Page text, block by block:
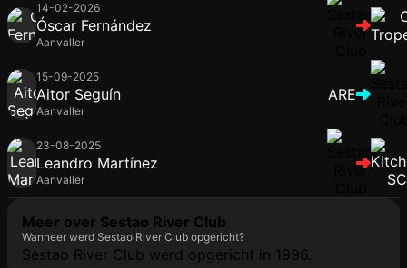
14-02-2026
Óscar Fernández
Aanvaller
15-09-2025
Aitor Seguín
Aanvaller
ARE
23-08-2025
Leandro Martínez
Aanvaller
Meer over Sestao River Club
Wanneer werd Sestao River Club opgericht?
Sestao River Club werd opgericht in 1996.